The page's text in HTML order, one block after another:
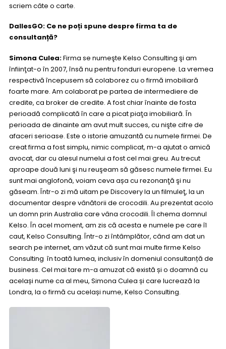
scriem câte o carte.
DallesGO: Ce ne poți spune despre firma ta de
consultanță?
Simona Culea:Firma se numeşte Kelso Consulting şi am
înfiinţat-o în 2007, însă nu pentru fonduri europene. La vremea
respectivă începusem să colaborez cu o firmă imobiliară
foarte mare. Am colaborat pe partea de intermediere de
credite, ca broker de credite. A fost chiar înainte de fosta
perioadă complicată în care a picat piaţa imobiliară. În
perioada de dinainte am avut mult succes, cu nişte cifre de
afaceri serioase. Este o istorie amuzantă cu numele firmei. De
creat firma a fost simplu, nimic complicat, m-a ajutat o amică
avocat, dar cu alesul numelui a fost cel mai greu. Au trecut
aproape două luni şi nu reuşeam să găsesc numele firmei. Eu
sunt mai anglofonă, voiam ceva așa cu rezonanţă şi nu
găseam. Într-o zi mă uitam pe Discovery la un filmuleţ, la un
documentar despre vânătorii de crocodili. Au prezentat acolo
un domn prin Australia care vâna crocodili. Îl chema domnul
Kelso. În acel moment, am zis că acesta e numele pe care îl
caut, Kelso Consulting. Într-o zi întâmplător, când am dat un
search pe internet, am văzut că sunt mai multe firme Kelso
Consulting în toată lumea, inclusiv în domeniul consultanță de
business. Cel mai tare m-a amuzat că există și o doamnă cu
același nume ca al meu, Simona Culea și care lucrează la
Londra, la o firmă cu același nume, Kelso Consulting.